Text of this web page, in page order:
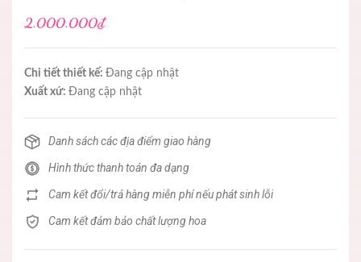
2.000.000₫
Chi tiết thiết kế: Đang cập nhật
Xuất xứ: Đang cập nhật
Danh sách các địa điểm giao hàng
Hình thức thanh toán đa dạng
Cam kết đổi/trả hàng miễn phí nếu phát sinh lỗi
Cam kết đảm bảo chất lượng hoa